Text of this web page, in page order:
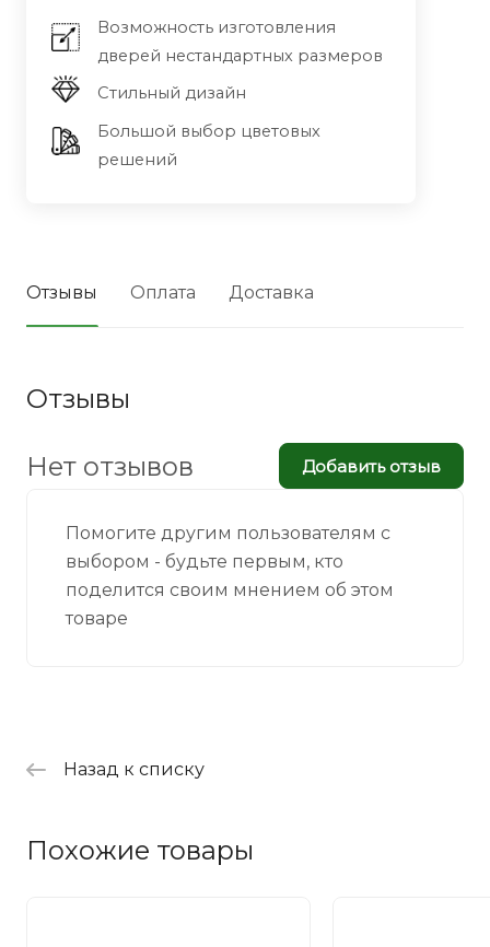
Возможность изготовления
дверей нестандартных размеров
Стильный дизайн
Большой выбор цветовых
решений
Отзывы Оплата Доставка
Отзывы
Помогите другим пользователям с
выбором - будьте первым, кто
поделится своим мнением об этом
товаре
Нет отзывов Добавить отзыв
Назад к списку
Похожие товары